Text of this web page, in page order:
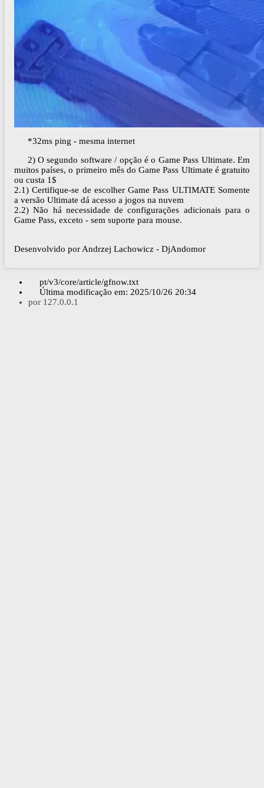
*32ms ping - mesma internet
2) O segundo software / opção é o Game Pass Ultimate. Em
muitos países, o primeiro mês do Game Pass Ultimate é gratuito
ou custa 1$
2.1) Certifique-se de escolher Game Pass ULTIMATE Somente
a versão Ultimate dá acesso a jogos na nuvem
2.2) Não há necessidade de configurações adicionais para o
Game Pass, exceto - sem suporte para mouse.
Desenvolvido por Andrzej Lachowicz - DjAndomor
pt/v3/core/article/gfnow.txt
Última modificação em: 2025/10/26 20:34
por 127.0.0.1